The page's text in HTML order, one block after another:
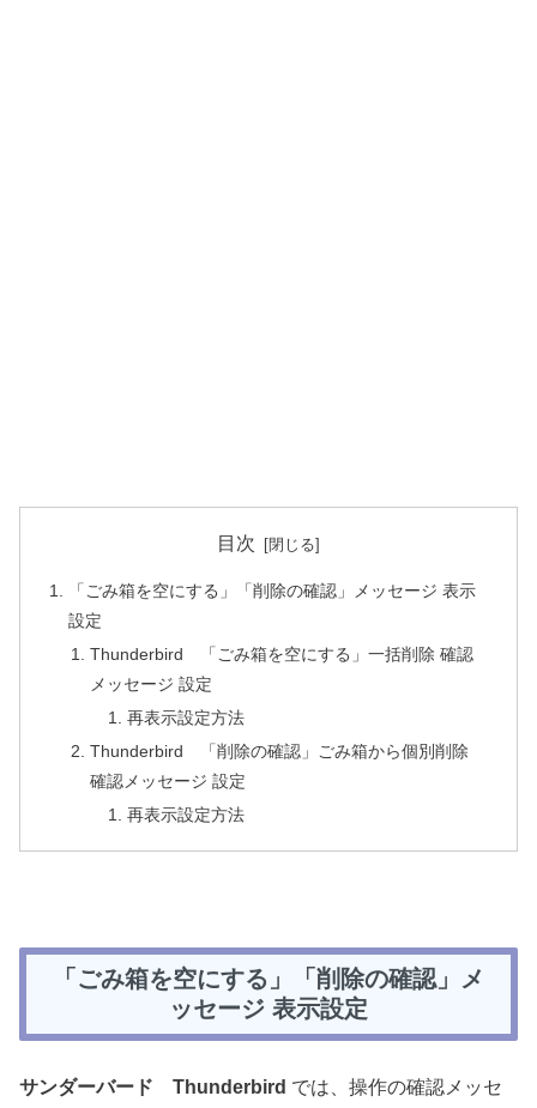
目次
「ごみ箱を空にする」「削除の確認」メッセージ 表示
設定
Thunderbird 「ごみ箱を空にする」一括削除 確認
メッセージ 設定
再表示設定方法
Thunderbird 「削除の確認」ごみ箱から個別削除
確認メッセージ 設定
再表示設定方法
「ごみ箱を空にする」「削除の確認」メ
ッセージ 表示設定
サンダーバード Thunderbird では、操作の確認メッセ